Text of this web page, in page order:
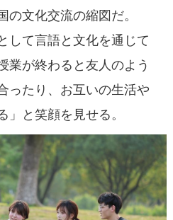
文化交流の縮図だ。
して言語と文化を通じて
業が終わると友人のよう
ったり、お互いの生活や
」と笑顔を見せる。